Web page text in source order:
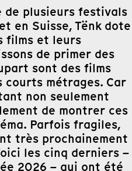
plusieurs festivals
en Suisse, Tënk dote
films et leurs
de primer des
sont des films
courts métrages. Car
non seulement
de montrer ces
Parfois fragiles,
très prochainement
les cinq derniers –
2026 – qui ont été